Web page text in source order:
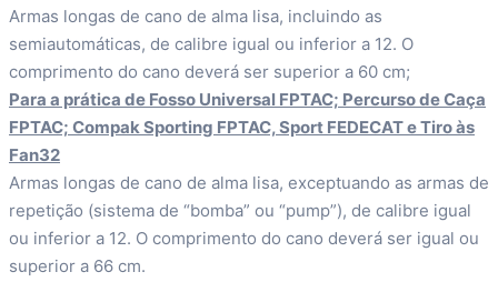
Armas longas de cano de alma lisa, incluindo as
semiautomáticas, de calibre igual ou inferior a 12. O
comprimento do cano deverá ser superior a 60 cm;
Para a prática de Fosso Universal FPTAC; Percurso de Caça
FPTAC; Compak Sporting FPTAC, Sport FEDECAT e Tiro às
Fan32
Armas longas de cano de alma lisa, exceptuando as armas de
repetição (sistema de “bomba” ou “pump”), de calibre igual
ou inferior a 12. O comprimento do cano deverá ser igual ou
superior a 66 cm.